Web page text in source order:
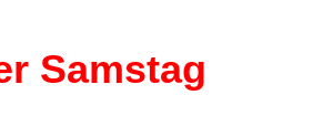
Samstag